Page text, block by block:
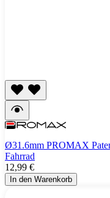
Ø31.6mm PROMAX
Fahrrad
12,99 €
In den Warenkorb